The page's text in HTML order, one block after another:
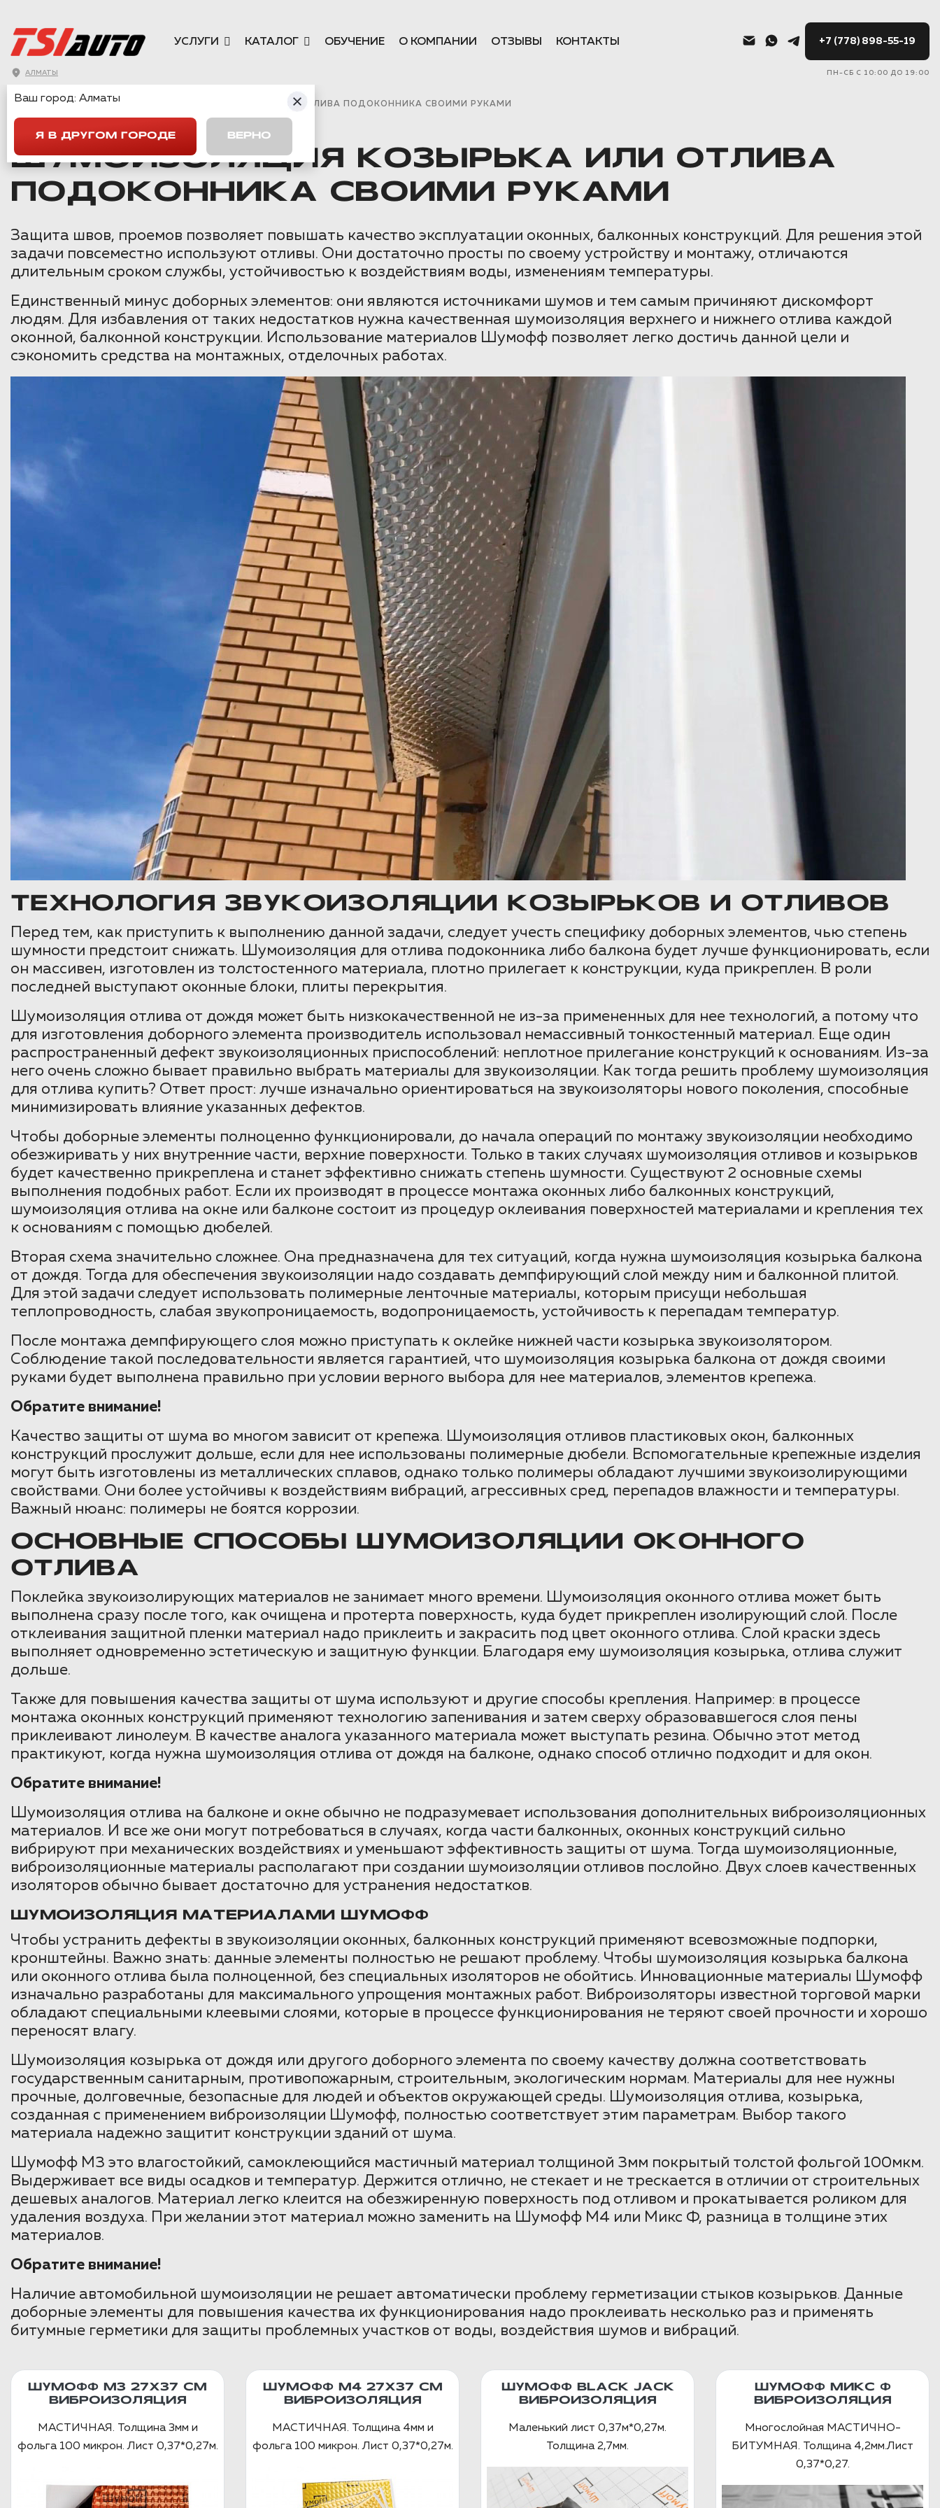
АЛМАТЫ
УСЛУГИ КАТАЛОГ ОБУЧЕНИЕ О КОМПАНИИ ОТЗЫВЫ КОНТАКТЫ +7 (778) 898-55-19
ПН-СБ С 10:00 ДО 19:00
ГЛАВНАЯ → СТАТЬИ → ШУМОИЗОЛЯЦИЯ КОЗЫРЬКА ИЛИ ОТЛИВА ПОДОКОННИКА СВОИМИ РУКАМИ
ШУМОИЗОЛЯЦИЯ КОЗЫРЬКА ИЛИ ОТЛИВА
ПОДОКОННИКА СВОИМИ РУКАМИ
Защита швов, проемов позволяет повышать качество эксплуатации оконных, балконных конструкций. Для решения этой
задачи повсеместно используют отливы. Они достаточно просты по своему устройству и монтажу, отличаются
длительным сроком службы, устойчивостью к воздействиям воды, изменениям температуры.
Единственный минус доборных элементов: они являются источниками шумов и тем самым причиняют дискомфорт
людям. Для избавления от таких недостатков нужна качественная шумоизоляция верхнего и нижнего отлива каждой
оконной, балконной конструкции. Использование материалов Шумофф позволяет легко достичь данной цели и
сэкономить средства на монтажных, отделочных работах.
ТЕХНОЛОГИЯ ЗВУКОИЗОЛЯЦИИ КОЗЫРЬКОВ И ОТЛИВОВ
Перед тем, как приступить к выполнению данной задачи, следует учесть специфику доборных элементов, чью степень
шумности предстоит снижать. Шумоизоляция для отлива подоконника либо балкона будет лучше функционировать, если
он массивен, изготовлен из толстостенного материала, плотно прилегает к конструкции, куда прикреплен. В роли
последней выступают оконные блоки, плиты перекрытия.
Шумоизоляция отлива от дождя может быть низкокачественной не из-за примененных для нее технологий, а потому что
для изготовления доборного элемента производитель использовал немассивный тонкостенный материал. Еще один
распространенный дефект звукоизоляционных приспособлений: неплотное прилегание конструкций к основаниям. Из-за
него очень сложно бывает правильно выбрать материалы для звукоизоляции. Как тогда решить проблему шумоизоляция
для отлива купить? Ответ прост: лучше изначально ориентироваться на звукоизоляторы нового поколения, способные
минимизировать влияние указанных дефектов.
Чтобы доборные элементы полноценно функционировали, до начала операций по монтажу звукоизоляции необходимо
обезжиривать у них внутренние части, верхние поверхности. Только в таких случаях шумоизоляция отливов и козырьков
будет качественно прикреплена и станет эффективно снижать степень шумности. Существуют 2 основные схемы
выполнения подобных работ. Если их производят в процессе монтажа оконных либо балконных конструкций,
шумоизоляция отлива на окне или балконе состоит из процедур оклеивания поверхностей материалами и крепления тех
к основаниям с помощью дюбелей.
Вторая схема значительно сложнее. Она предназначена для тех ситуаций, когда нужна шумоизоляция козырька балкона
от дождя. Тогда для обеспечения звукоизоляции надо создавать демпфирующий слой между ним и балконной плитой.
Для этой задачи следует использовать полимерные ленточные материалы, которым присущи небольшая
теплопроводность, слабая звукопроницаемость, водопроницаемость, устойчивость к перепадам температур.
После монтажа демпфирующего слоя можно приступать к оклейке нижней части козырька звукоизолятором.
Соблюдение такой последовательности является гарантией, что шумоизоляция козырька балкона от дождя своими
руками будет выполнена правильно при условии верного выбора для нее материалов, элементов крепежа.
Обратите внимание!
Качество защиты от шума во многом зависит от крепежа. Шумоизоляция отливов пластиковых окон, балконных
конструкций прослужит дольше, если для нее использованы полимерные дюбели. Вспомогательные крепежные изделия
могут быть изготовлены из металлических сплавов, однако только полимеры обладают лучшими звукоизолирующими
свойствами. Они более устойчивы к воздействиям вибраций, агрессивных сред, перепадов влажности и температуры.
Важный нюанс: полимеры не боятся коррозии.
ОСНОВНЫЕ СПОСОБЫ ШУМОИЗОЛЯЦИИ ОКОННОГО
ОТЛИВА
Поклейка звукоизолирующих материалов не занимает много времени. Шумоизоляция оконного отлива может быть
выполнена сразу после того, как очищена и протерта поверхность, куда будет прикреплен изолирующий слой. После
отклеивания защитной пленки материал надо приклеить и закрасить под цвет оконного отлива. Слой краски здесь
выполняет одновременно эстетическую и защитную функции. Благодаря ему шумоизоляция козырька, отлива служит
дольше.
Также для повышения качества защиты от шума используют и другие способы крепления. Например: в процессе
монтажа оконных конструкций применяют технологию запенивания и затем сверху образовавшегося слоя пены
приклеивают линолеум. В качестве аналога указанного материала может выступать резина. Обычно этот метод
практикуют, когда нужна шумоизоляция отлива от дождя на балконе, однако способ отлично подходит и для окон.
Обратите внимание!
Шумоизоляция отлива на балконе и окне обычно не подразумевает использования дополнительных виброизоляционных
материалов. И все же они могут потребоваться в случаях, когда части балконных, оконных конструкций сильно
вибрируют при механических воздействиях и уменьшают эффективность защиты от шума. Тогда шумоизоляционные,
виброизоляционные материалы располагают при создании шумоизоляции отливов послойно. Двух слоев качественных
изоляторов обычно бывает достаточно для устранения недостатков.
ШУМОИЗОЛЯЦИЯ МАТЕРИАЛАМИ ШУМОФФ
Чтобы устранить дефекты в звукоизоляции оконных, балконных конструкций применяют всевозможные подпорки,
кронштейны. Важно знать: данные элементы полностью не решают проблему. Чтобы шумоизоляция козырька балкона
или оконного отлива была полноценной, без специальных изоляторов не обойтись. Инновационные материалы Шумофф
изначально разработаны для максимального упрощения монтажных работ. Виброизоляторы известной торговой марки
обладают специальными клеевыми слоями, которые в процессе функционирования не теряют своей прочности и хорошо
переносят влагу.
Шумоизоляция козырька от дождя или другого доборного элемента по своему качеству должна соответствовать
государственным санитарным, противопожарным, строительным, экологическим нормам. Материалы для нее нужны
прочные, долговечные, безопасные для людей и объектов окружающей среды. Шумоизоляция отлива, козырька,
созданная с применением виброизоляции Шумофф, полностью соответствует этим параметрам. Выбор такого
материала надежно защитит конструкции зданий от шума.
Шумофф М3 это влагостойкий, самоклеющийся мастичный материал толщиной 3мм покрытый толстой фольгой 100мкм.
Выдерживает все виды осадков и температур. Держится отлично, не стекает и не трескается в отличии от строительных
дешевых аналогов. Материал легко клеится на обезжиренную поверхность под отливом и прокатывается роликом для
удаления воздуха. При желании этот материал можно заменить на Шумофф М4 или Микс Ф, разница в толщине этих
материалов.
Обратите внимание!
Наличие автомобильной шумоизоляции не решает автоматически проблему герметизации стыков козырьков. Данные
доборные элементы для повышения качества их функционирования надо проклеивать несколько раз и применять
битумные герметики для защиты проблемных участков от воды, воздействия шумов и вибраций.
ШУМОФФ М3 27Х37 СМ
ВИБРОИЗОЛЯЦИЯ
МАСТИЧНАЯ. Толщина 3мм и
фольга 100 микрон. Лист 0,37*0,27м.
ШУМОФФ М4 27Х37 СМ
ВИБРОИЗОЛЯЦИЯ
МАСТИЧНАЯ. Толщина 4мм и
фольга 100 микрон. Лист 0,37*0,27м.
ШУМОФФ BLACK JACK
ВИБРОИЗОЛЯЦИЯ
Маленький лист 0,37м*0,27м.
Толщина 2,7мм.
ШУМОФФ МИКС Ф
ВИБРОИЗОЛЯЦИЯ
Многослойная МАСТИЧНО-
БИТУМНАЯ. Толщина 4,2мм.Лист
0,37*0,27.
Ваш город: Алматы
Я В ДРУГОМ ГОРОДЕ ВЕРНО